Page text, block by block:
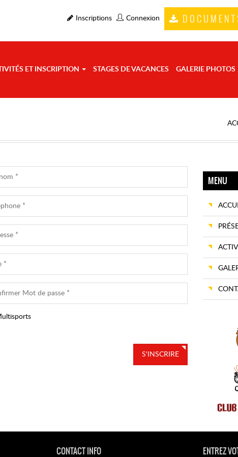
Inscriptions
Connexion
ET INSCRIPTION STAGES DE VACANCES GALERIE PHOTOS
S'INSCRIRE
MENU
CONTACT INFO ENTREZ